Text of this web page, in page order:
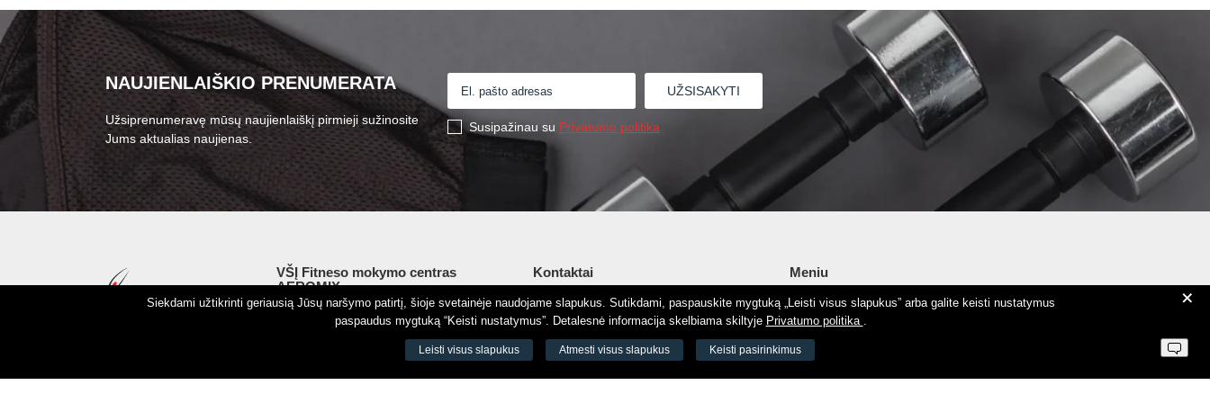
NAUJIENLAIŠKIO PRENUMERATA
Užsiprenumeravę mūsų naujienlaiškį pirmieji sužinosite
Jums aktualias naujienas.
Susipažinau su Privatumo politika
VŠĮ Fitneso mokymo centras
AEROMIX
Įm. k. 300034190
LT98 7300 0100 8525 8188
Swedbankas, banko kodas 73000
Kontaktai
Šv. Stepono g. 27C, Vilnius, Lietuva
+37060779864
Meniu
Apie Aeromix
Kontaktai
+
Siekdami užtikrinti geriausią Jūsų naršymo patirtį, šioje svetainėje naudojame slapukus. Sutikdami, paspauskite mygtuką „Leisti visus slapukus” arba galite keisti nustatymus
paspaudus mygtuką “Keisti nustatymus”. Detalesnė informacija skelbiama skiltyje Privatumo politika .
Leisti visus slapukus Atmesti visus slapukus Keisti pasirinkimus